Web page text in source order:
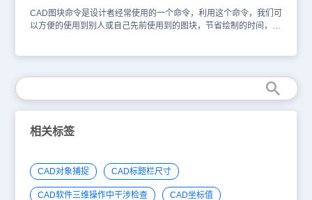
CAD图块命令是设计者经常使用的一个命令，利用这个命令，我们可
以方便的使用到别人或自己先前使用到的图块，节省绘制的时间，那
图块有点改动，又要重新编辑了。这时很多人会选择“explode”（炸
开图块）命令，将之前的图块炸开，然后再将修改好的图块组成一个
新的图块。但是这种方法往往让人觉得麻烦。 今天，小编给大家介
绍另一个编辑快、修改快的命令“REFEDIT”（重新编辑块命令）。
如下图，我们想将上面的数字100换成50. 我们输入“refedit”命令选
择要修改的块1. 上面的工具栏可以供大家编辑快、修改块、增加修
修改成50，保存就成功了。 CAD图块应用非常方便快捷，但不是所
有的图块都可以直接调出来使用的，所有就需要在图块的基础上进行
相关的修改，以便快速的绘制出需要的图形。
相关标签
CAD对象捕捉 CAD标题栏尺寸
CAD软件三维操作中干涉检查 CAD坐标值